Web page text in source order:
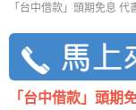
「台中借款」頭期免息
「台中借款」頭期